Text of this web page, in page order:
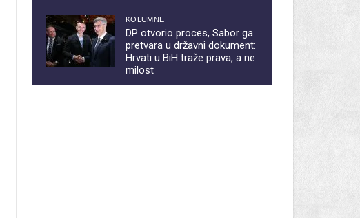
KOLUMNE
DP otvorio proces, Sabor ga
pretvara u državni dokument:
Hrvati u BiH traže prava, a ne
milost